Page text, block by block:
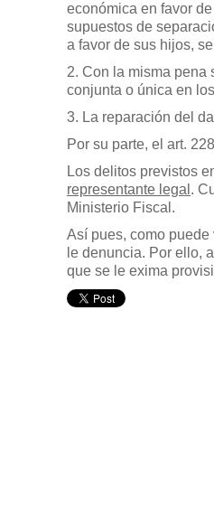
económica en favor
supuestos de
a favor de sus hijos,
2. Con la misma pena
conjunta o única en
3. La reparación del
Por su parte, el art.
Los delitos previstos
representante legal .
Ministerio Fiscal.
Así pues, como
le denuncia. Por ello,
que se le exima